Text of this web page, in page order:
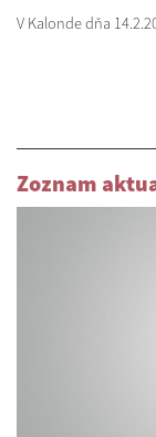
V Kalonde dňa
Zoznam